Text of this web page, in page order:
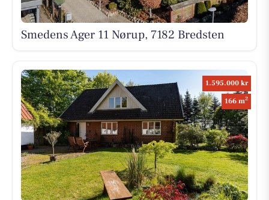
Smedens Ager 11 Nørup, 7182 Bredsten
1.595.000 kr
166 m2